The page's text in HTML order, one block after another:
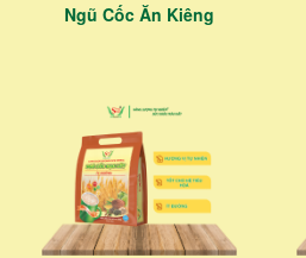
Ngũ Cốc Ăn Kiêng